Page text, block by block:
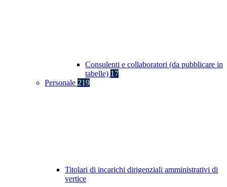
Consulenti e collaboratori (da pubblicare in
tabelle) 17
Personale 219
Titolari di incarichi dirigenziali amministrativi di
vertice